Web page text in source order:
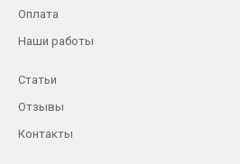
Оплата
Наши работы
Статьи
Отзывы
Контакты